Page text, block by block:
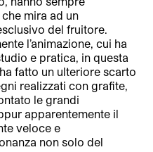
mira ad un
del fruitore.
l’animazione, cui ha
e pratica, in questa
fatto un ulteriore scarto
realizzati con grafite,
le grandi
apparentemente il
veloce e
non solo del